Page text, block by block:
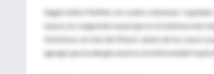
Según indicó Neffen, los cuatro síntomas
nasal y la congestión nasal que es el síntoma más
Asimismo, en más del 50 por ciento de los casos
agregó que la alergia nasal es la enfermedad